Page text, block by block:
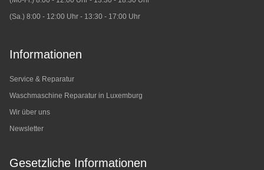
(Sa.) 8:00 - 12:00 Uhr - 13:30 - 17:00 Uhr
Informationen
Service & Reparatur
Waschmaschine Reparatur in Luxemburg
Wir über uns
Newsletter
Gesetzliche Informationen